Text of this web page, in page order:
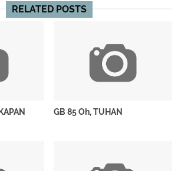
RELATED POSTS
GB 85 Oh, TUHAN